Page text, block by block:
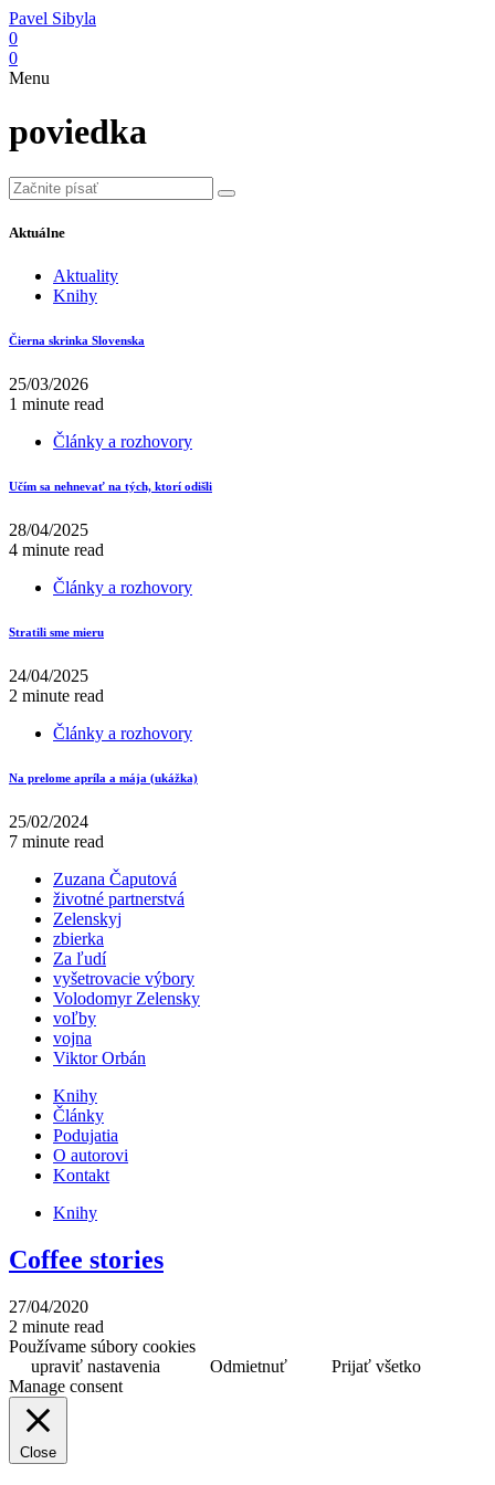
Pavel Sibyla
0
0
Menu
poviedka
Aktuálne
Aktuality
Knihy
Čierna skrinka Slovenska
25/03/2026
1 minute read
Články a rozhovory
Učím sa nehnevať na tých, ktorí odišli
28/04/2025
4 minute read
Články a rozhovory
Stratili sme mieru
24/04/2025
2 minute read
Články a rozhovory
Na prelome apríla a mája (ukážka)
25/02/2024
7 minute read
Zuzana Čaputová
životné partnerstvá
Zelenskyj
zbierka
Za ľudí
vyšetrovacie výbory
Volodomyr Zelensky
voľby
vojna
Viktor Orbán
Knihy
Články
Podujatia
O autorovi
Kontakt
Knihy
Coffee stories
27/04/2020
2 minute read
Používame súbory cookies
upraviť nastavenia
Odmietnuť
Prijať všetko
Manage consent
Close